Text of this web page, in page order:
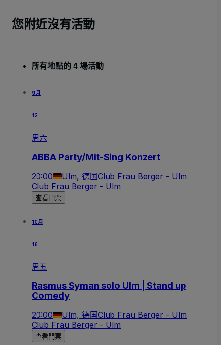
您附近沒有活動
所有地點的 4 場活動
9月
12
周六
ABBA Party/Mit-Sing Konzert
20:00 Ulm, 德国Club Frau Berger - Ulm
Club Frau Berger - Ulm
查看門票
10月
16
周五
Rasmus Syman solo Ulm | Stand up
Comedy
20:00 Ulm, 德国Club Frau Berger - Ulm
Club Frau Berger - Ulm
查看門票